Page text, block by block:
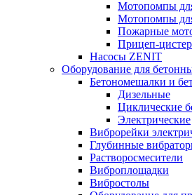
Мотопомпы
Мотопомпы
Пожарные
Прицеп-
Насосы ZENIT
Оборудование для
Бетономешалки и
Дизельные
Циклические
Электрические
Виброрейки
Глубинные
Растворосмесители
Виброплощадки
Вибростолы